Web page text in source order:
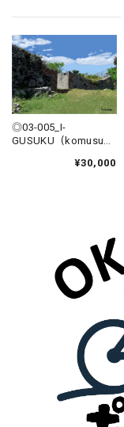
◎03-005_I-
GUSUKU（komusuke
¥30,000